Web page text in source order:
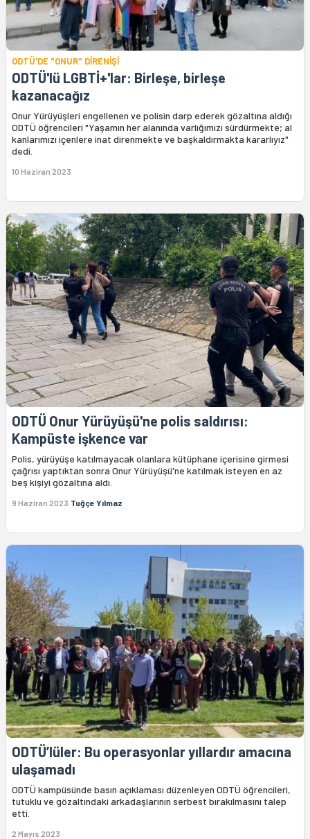
ODTÜ'DE "ONUR" DİRENİŞİ
ODTÜ'lü LGBTİ+'lar: Birleşe, birleşe
kazanacağız
Onur Yürüyüşleri engellenen ve polisin darp ederek gözaltına aldığı
ODTÜ öğrencileri "Yaşamın her alanında varlığımızı sürdürmekte; al
kanlarımızı içenlere inat direnmekte ve başkaldırmakta kararlıyız"
dedi.
10 Haziran 2023
ODTÜ Onur Yürüyüşü'ne polis saldırısı:
Kampüste işkence var
Polis, yürüyüşe katılmayacak olanlara kütüphane içerisine girmesi
çağrısı yaptıktan sonra Onur Yürüyüşü'ne katılmak isteyen en az
beş kişiyi gözaltına aldı.
9 Haziran 2023 Tuğçe Yılmaz
ODTÜ’lüler: Bu operasyonlar yıllardır amacına
ulaşamadı
ODTÜ kampüsünde basın açıklaması düzenleyen ODTÜ öğrencileri,
tutuklu ve gözaltındaki arkadaşlarının serbest bırakılmasını talep
etti.
2 Mayıs 2023